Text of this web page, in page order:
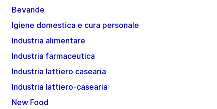
Bevande
Igiene domestica e cura personale
Industria alimentare
Industria farmaceutica
Industria lattiero casearia
Industria lattiero-casearia
New Food